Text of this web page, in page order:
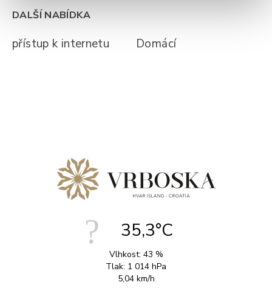
DALŠÍ NABÍDKA
přístup k internetu Domácí
35,3°C
Vlhkost: 43 %
Tlak: 1 014 hPa
5,04 km/h